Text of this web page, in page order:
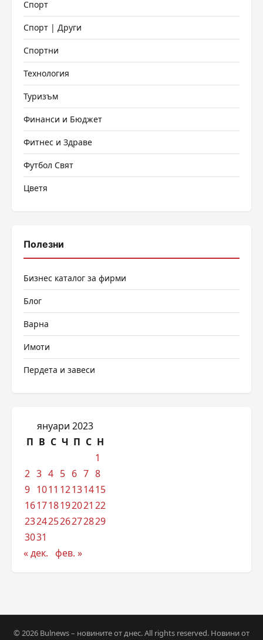
Спорт
Спорт | Други
Спортни
Технология
Туризъм
Финанси и Бюджет
Фитнес и Здраве
Футбол Свят
Цветя
Полезни
Бизнес каталог за фирми
Блог
Варна
Имоти
Пердета и завеси
януари 2023
П В С Ч П С Н
1
2 3 4 5 6 7 8
9 1011 12131415
161718192021 22
23242526272829
3031
« дек. фев. »
© 2026 Bulnews – новините от днес. All rights reserved. Новини от